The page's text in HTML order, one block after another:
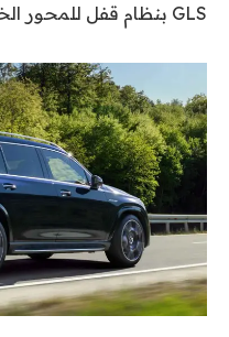
GLS بنظام قفل للمحور الخلفي لتحسين خفة الحركة.